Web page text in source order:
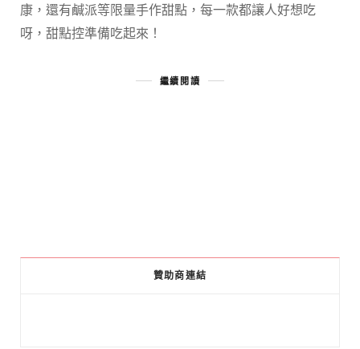
康，還有鹹派等限量手作甜點，每一款都讓人好想吃
呀，甜點控準備吃起來！
繼續閱讀
贊助商連結